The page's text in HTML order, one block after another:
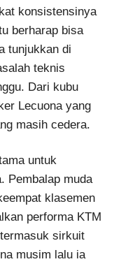
konsistensinya
berharap bisa
tunjukkan di
teknis
Dari kubu
Lecuona yang
masih cedera.
untuk
Pembalap muda
klasemen
performa KTM
sirkuit
musim lalu ia